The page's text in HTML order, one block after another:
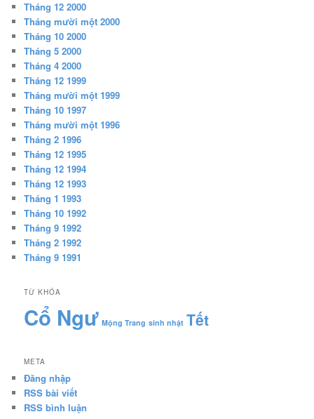
Tháng 12 2000
Tháng mười một 2000
Tháng 10 2000
Tháng 5 2000
Tháng 4 2000
Tháng 12 1999
Tháng mười một 1999
Tháng 10 1997
Tháng mười một 1996
Tháng 2 1996
Tháng 12 1995
Tháng 12 1994
Tháng 12 1993
Tháng 1 1993
Tháng 10 1992
Tháng 9 1992
Tháng 2 1992
Tháng 9 1991
TỪ KHÓA
Cổ Ngư Mộng Trang sinh nhật Tết
META
Đăng nhập
RSS bài viết
RSS bình luận